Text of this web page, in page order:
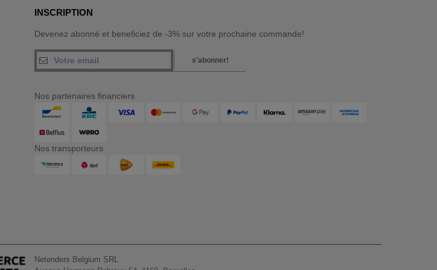
INSCRIPTION
Devenez abonné et beneficiez de -3% sur votre prochaine commande!
s'abonner!
Nos partenaires financiers
Nos transporteurs
Netenders Belgium SRL